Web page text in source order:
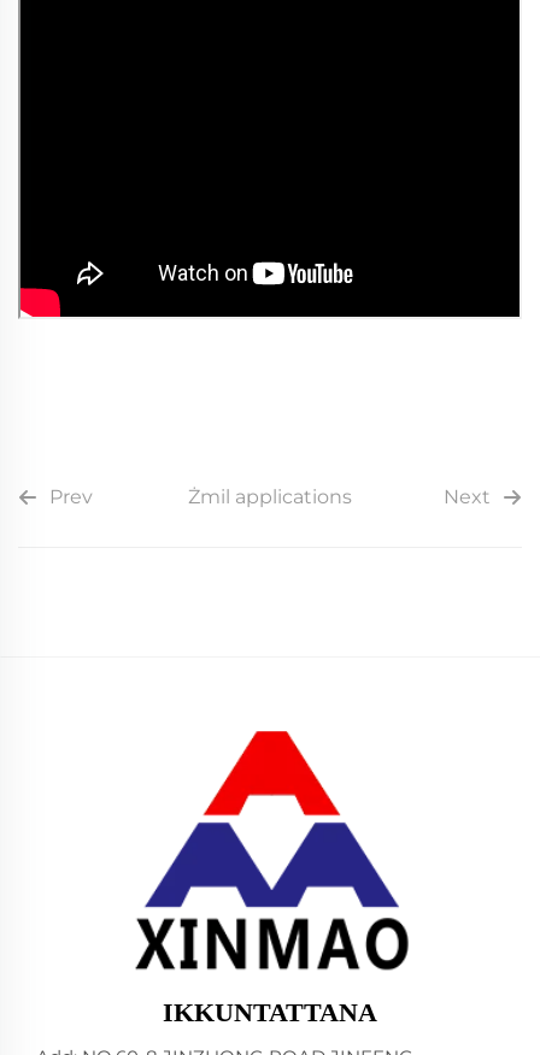
Prev Żmil applications Next
IKKUNTATTANA